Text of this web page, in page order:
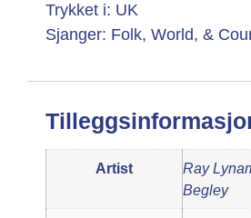
Trykket i: UK
Sjanger: Folk, World, &
Artist
Ray
Begley